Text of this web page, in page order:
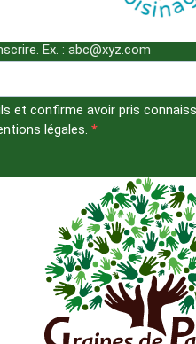
Ex. : abc@xyz.com
et confirme avoir pris
légales.